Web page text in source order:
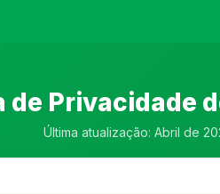
de Privacidade
Última atualização: Abril de